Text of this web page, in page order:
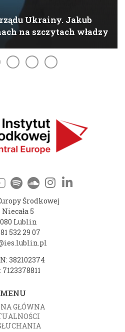
Ukrainy. Jakub
na szczytach władzy
Środkowej
5
Lublin
532 29 07
382102374
MENU
GŁÓWNA